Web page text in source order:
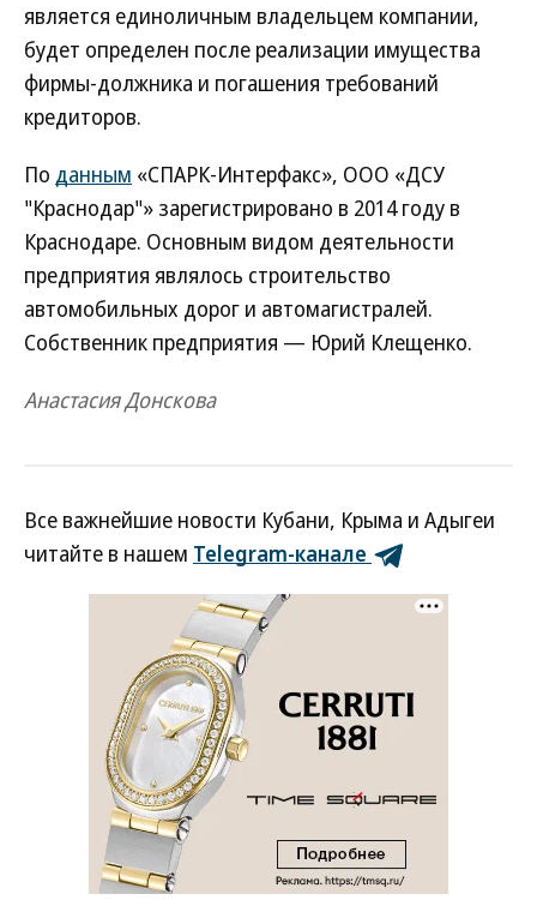
является единоличным владельцем компании,
будет определен после реализации имущества
фирмы-должника и погашения требований
кредиторов.
По данным «СПАРК-Интерфакс», ООО «ДСУ
"Краснодар"» зарегистрировано в 2014 году в
Краснодаре. Основным видом деятельности
предприятия являлось строительство
автомобильных дорог и автомагистралей.
Собственник предприятия — Юрий Клещенко.
Анастасия Донскова
Все важнейшие новости Кубани, Крыма и Адыгеи
читайте в нашем Telegram-канале